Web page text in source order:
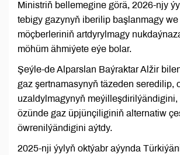
Ministriň bellemegine görä, 2026-njy
tebigy gazynyň iberilip başlanmagy we
möçberleriniň artdyrylmagy
möhüm ähmiýete eýe bolar.
Şeýle-de Alparslan Baýraktar Alžir
gaz şertnamasynyň täzeden seredilip,
uzaldylmagynyň meýilleşdirilýändigini,
özünde gaz üpjünçiliginiň alternatiw
öwrenilýändigini aýtdy.
2025-nji ýylyň oktýabr aýynda